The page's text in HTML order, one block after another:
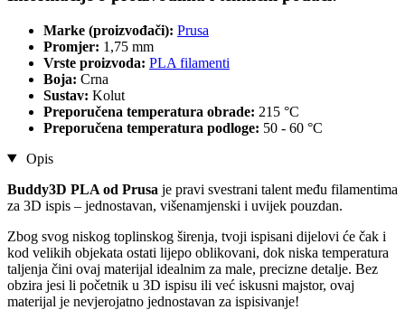
Marke (proizvođači): Prusa
Promjer: 1,75 mm
Vrste proizvoda: PLA filamenti
Boja: Crna
Sustav: Kolut
Preporučena temperatura obrade: 215 °C
Preporučena temperatura podloge: 50 - 60 °C
Opis
Buddy3D PLA od Prusa je pravi svestrani talent među filamentima
za 3D ispis – jednostavan, višenamjenski i uvijek pouzdan.
Zbog svog niskog toplinskog širenja, tvoji ispisani dijelovi će čak i
kod velikih objekata ostati lijepo oblikovani, dok niska temperatura
taljenja čini ovaj materijal idealnim za male, precizne detalje. Bez
obzira jesi li početnik u 3D ispisu ili već iskusni majstor, ovaj
materijal je nevjerojatno jednostavan za ispisivanje!